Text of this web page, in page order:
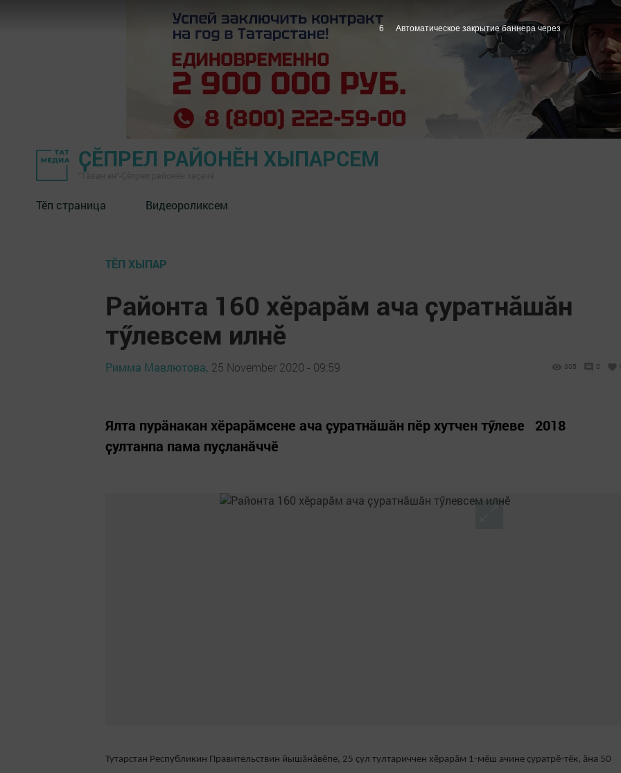
ҪӖПРЕЛ РАЙОНӖН ХЫПАРСЕМ
"Тӑван ен"-Çĕпрел районĕн хаçачӗ
Тӗп страница Видеороликсем
ТӖП ХЫПАР
Районта 160 хӗрарӑм ача ҫуратнӑшӑн
тӳлевсем илнӗ
Римма Мавлютова, 25 November 2020 - 09:59 305 0
Ялта пурӑнакан хӗрарӑмсене ача ҫуратнӑшӑн пӗр хутчен тӳлеве 2018
ҫултанпа пама пуçланăччӗ
Тутарстан Республикин Правительствин йышăнăвӗпе, 25 ҫул тултариччен хӗрарӑм 1-мӗш ачине ҫуратрӗ-тӗк, ӑна 50
5 Автоматическое закрытие баннера через